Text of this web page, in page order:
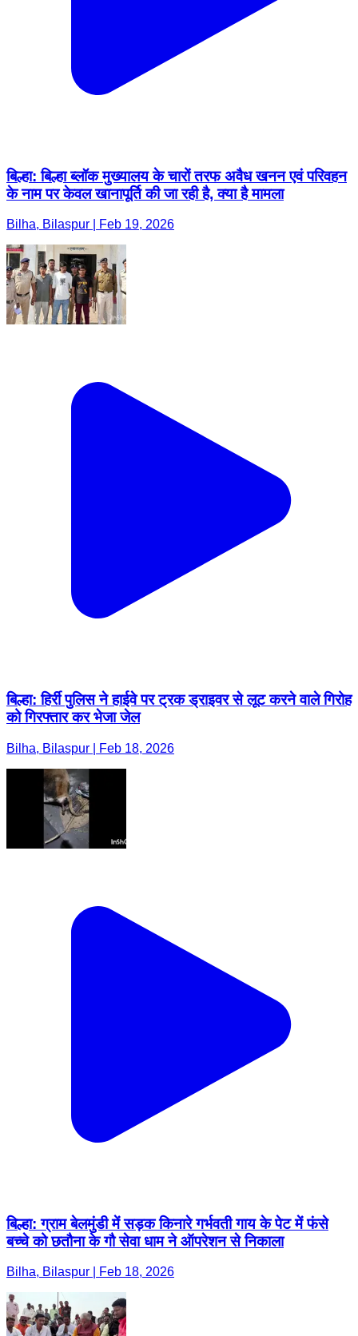
बिल्हा: बिल्हा ब्लॉक मुख्यालय के चारों तरफ अवैध खनन एवं परिवहन
के नाम पर केवल खानापूर्ति की जा रही है, क्या है मामला
Bilha, Bilaspur | Feb 19, 2026
बिल्हा: हिर्री पुलिस ने हाईवे पर ट्रक ड्राइवर से लूट करने वाले गिरोह
को गिरफ्तार कर भेजा जेल
Bilha, Bilaspur | Feb 18, 2026
बिल्हा: ग्राम बेलमुंडी में सड़क किनारे गर्भवती गाय के पेट में फंसे
बच्चे को छतौना के गौ सेवा धाम ने ऑपरेशन से निकाला
Bilha, Bilaspur | Feb 18, 2026